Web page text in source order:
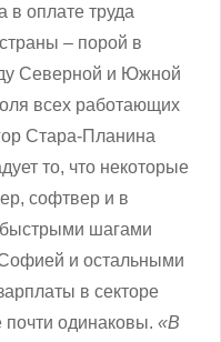
в оплате труда
– порой в
Северной и Южной
всех работающих
Стара-Планина
то, что некоторые
софтвер и в
быстрыми шагами
и остальными
в секторе
одинаковы. «В